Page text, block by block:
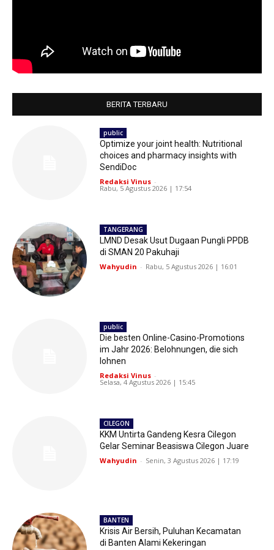
BERITA TERBARU
public
Optimize your joint health: Nutritional
choices and pharmacy insights with
SendiDoc
Redaksi Vinus -
Rabu, 5 Agustus 2026 | 17:54
TANGERANG
LMND Desak Usut Dugaan Pungli PPDB
di SMAN 20 Pakuhaji
Wahyudin - Rabu, 5 Agustus 2026 | 16:01
public
Die besten Online-Casino-Promotions
im Jahr 2026: Belohnungen, die sich
lohnen
Redaksi Vinus -
Selasa, 4 Agustus 2026 | 15:45
CILEGON
KKM Untirta Gandeng Kesra Cilegon
Gelar Seminar Beasiswa Cilegon Juare
Wahyudin - Senin, 3 Agustus 2026 | 17:19
BANTEN
Krisis Air Bersih, Puluhan Kecamatan
di Banten Alami Kekeringan